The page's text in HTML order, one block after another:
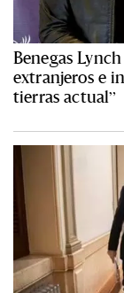
Benegas
extranjeros e
tierras actual”